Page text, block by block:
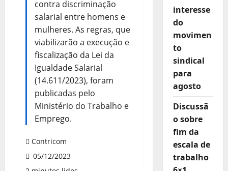
contra discriminação
salarial entre homens e
mulheres. As regras, que
viabilizarão a execução e
fiscalização da Lei da
Igualdade Salarial
(14.611/2023), foram
publicadas pelo
Ministério do Trabalho e
Emprego.
Contricom
05/12/2023
interesse
do
movimen
to
sindical
para
agosto
Discussã
o sobre
fim da
escala de
trabalho